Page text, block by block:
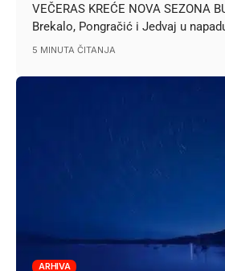
VEČERAS KREĆE NOVA SEZONA
Brekalo, Pongračić i Jedvaj u
5 MINUTA ČITANJA
ARHIVA